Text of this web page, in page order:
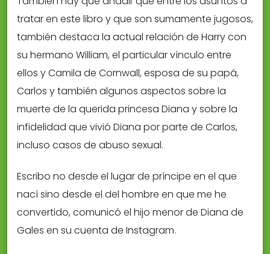
tratar en este libro y que son sumamente jugosos,
también destaca la actual relación de Harry con
su hermano William, el particular vínculo entre
ellos y Camila de Cornwall, esposa de su papá,
Carlos y también algunos aspectos sobre la
muerte de la querida princesa Diana y sobre la
infidelidad que vivió Diana por parte de Carlos,
incluso casos de abuso sexual.
Escribo no desde el lugar de príncipe en el que
nací sino desde el del hombre en que me he
convertido, comunicó el hijo menor de Diana de
Gales en su cuenta de Instagram.